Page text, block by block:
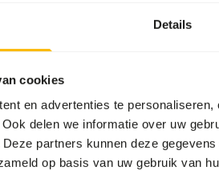
Details
cookies
en advertenties te
delen we informatie over uw
partners kunnen deze
op basis van uw gebruik van
3%
0,78%
0,61%